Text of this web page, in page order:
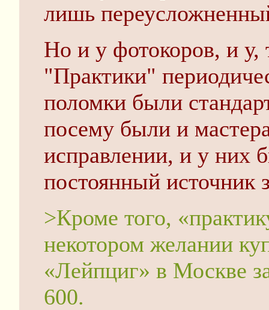
лишь
Но и у фотокоров, и у,
"Практики"
поломки были
посему были и
исправлении, и у них
постоянный источник
>Кроме того,
некотором желании
«Лейпциг» в Москве
600.